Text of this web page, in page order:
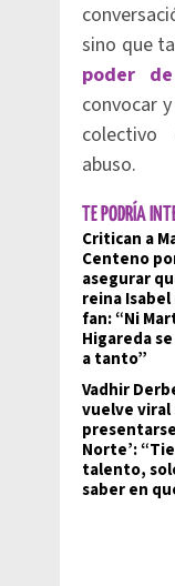
sino que
poder
convocar
abuso.
TE PODRÍA
Critican a
Centeno
asegurar
reina Isabel
fan: “Ni
Higareda
a tanto”
Vadhir
vuelve viral
presentarse
Norte’:
talento,
saber en